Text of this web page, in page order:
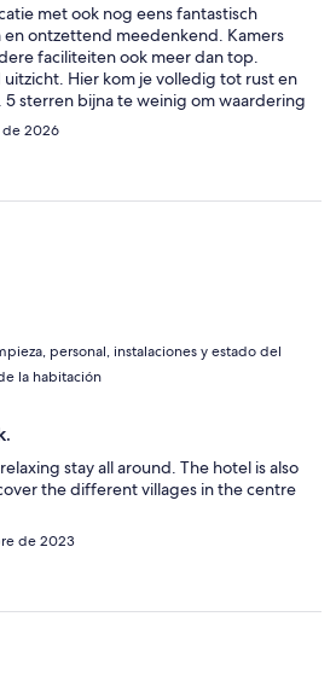
met ook nog eens fantastisch
en ontzettend meedenkend. Kamers
faciliteiten ook meer dan top.
Hier kom je volledig tot rust en
sterren bijna te weinig om waardering
de 2026
personal, instalaciones y estado del
la habitación
stay all around. The hotel is also
the different villages in the centre
de 2023